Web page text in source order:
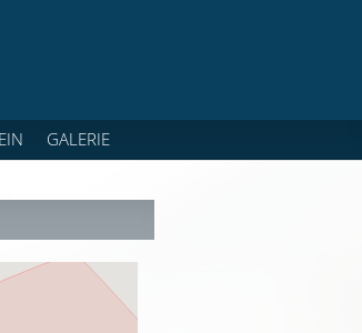
GALERIE